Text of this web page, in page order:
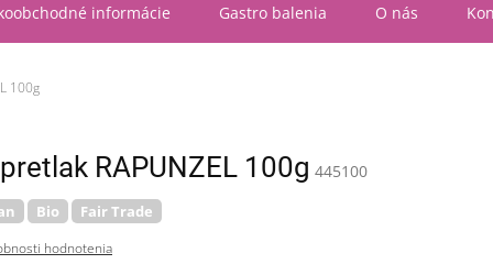
informácie Gastro balenia O nás
100g
RAPUNZEL 100g 445100
Bio Fair Trade
hodnotenia